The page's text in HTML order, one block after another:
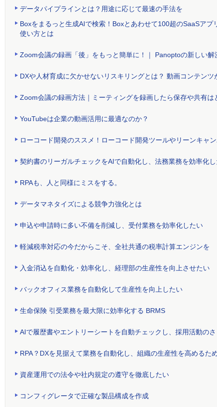
データパイプラインとは？用途に応じて最速の手法を
Boxをまるっと生成AIで検索！Boxとあわせて100超のSaaSア
使い方とは
Zoom会議の録画「後」をもっと簡単に！｜ Panoptoの新しい解
DXや人材育成に欠かせないリスキリングとは？ 動画コンテンツ
Zoom会議の録画方法｜ミーティングを録画したら保存や共有は
YouTubeは企業の動画活用に最適なのか？
ローコード開発のススメ！ローコード開発ツールやリーンキャ
契約書のリーガルチェックをAIで自動化し、法務業務を効率化
RPAも、人と同様にミスをする。
データマネタイズによる競争力強化とは
申込や申請時に多い不備を削減し、受付業務を効率化したい
軽減税率対応の今だからこそ、全社共通の税率計算エンジンを
入金消込を自動化・効率化し、経理部の生産性を向上させたい
バックオフィス業務を自動化して生産性を向上したい
生命保険 引受業務を最大限に効率化する BRMS
AIで履歴書やエントリーシートを自動チェックし、採用活動の
RPA？DXを見据えて業務を自動化し、組織の生産性を高めるた
資産運用での法令や社内規定の遵守を徹底したい
コンフィグレータで正確な製品構成を作成